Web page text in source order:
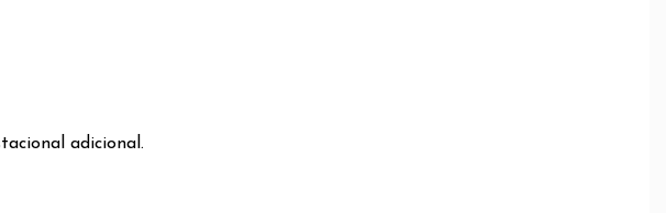
adicional.